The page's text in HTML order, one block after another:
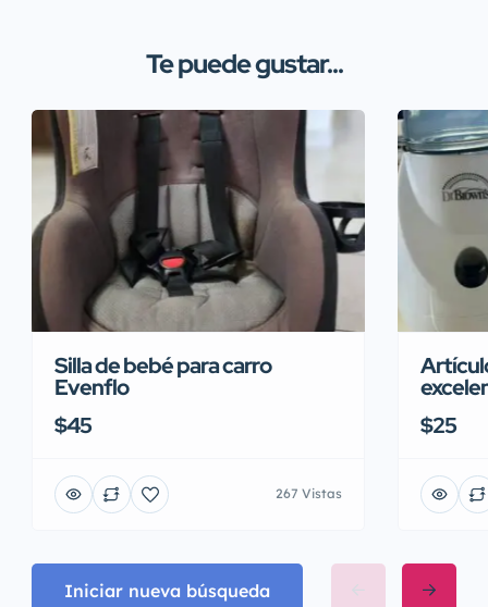
Te puede gustar...
Silla de bebé para carro
Evenflo
$45
267 Vistas
$25
Iniciar nueva búsqueda